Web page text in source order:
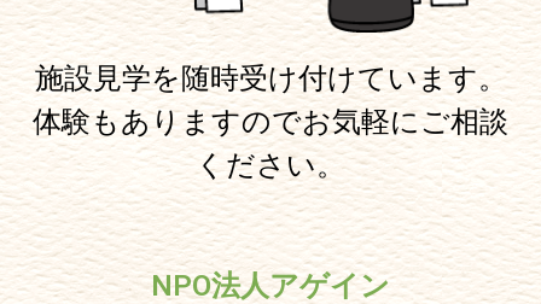
施設見学を随時受け付けています。
体験もありますのでお気軽にご相談
ください。
NPO法人アゲイン